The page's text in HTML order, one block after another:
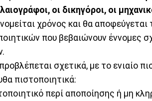
οι δικηγόροι, οι
χρόνος και θα
που βεβαιώνουν έννομες
σχετικά, με το ενιαίο
πιστοποιητικά:
περί αποποίησης ή μη